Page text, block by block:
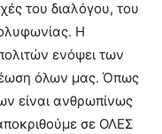
του διαλόγου, του
Η
ενόψει των
όλων μας. Όπως
είναι ανθρωπίνως
σε ΟΛΕΣ